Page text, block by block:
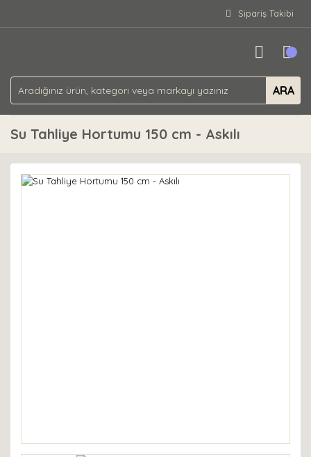
Sipariş Takibi
ARA
Su Tahliye Hortumu 150 cm - Askılı